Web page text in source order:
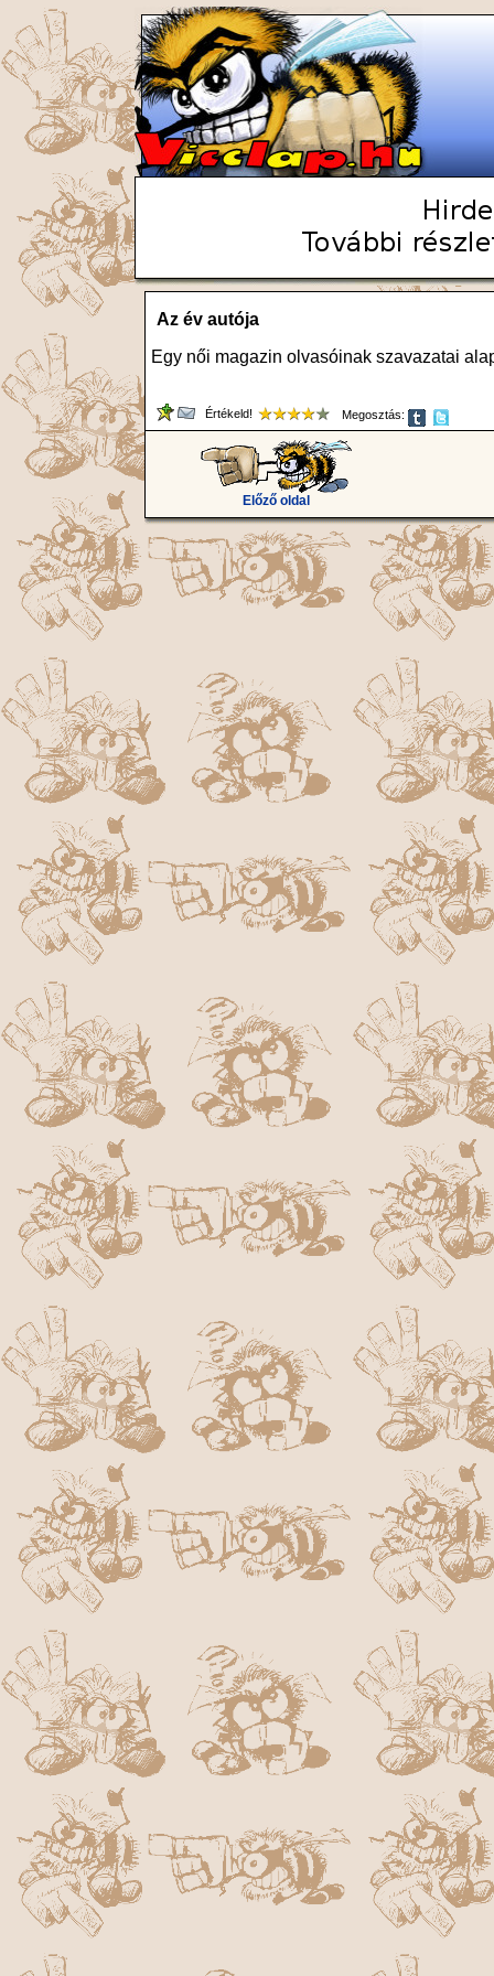
Az év autója
Egy női magazin olvasóinak szavazatai
Értékeld! Megosztás:
Előző oldal